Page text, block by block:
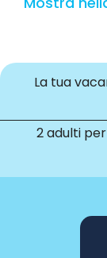
La tua
2 adulti